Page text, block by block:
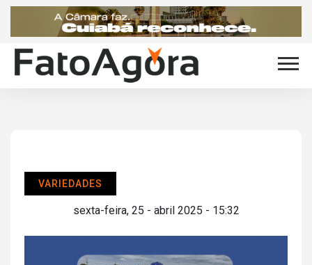
VARIEDADES
sexta-feira, 25 - abril 2025 - 15:32